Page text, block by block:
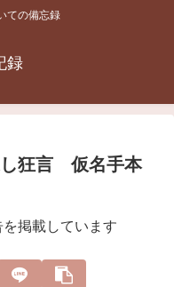
ての備忘録
録
狂言 仮名手本
掲載しています